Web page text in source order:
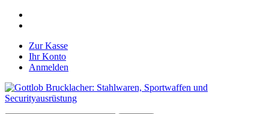
Zur Kasse
Ihr Konto
Anmelden